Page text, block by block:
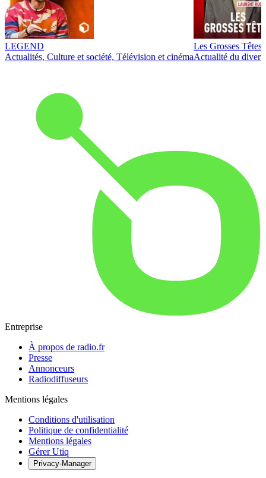
LEGEND
Actualités, Culture et société, Télévision et cinéma
Les Grosses Têtes
Actualité du
Entreprise
À propos de radio.fr
Presse
Annonceurs
Radiodiffuseurs
Mentions légales
Conditions d'utilisation
Politique de confidentialité
Mentions légales
Gérer Utiq
Privacy-Manager